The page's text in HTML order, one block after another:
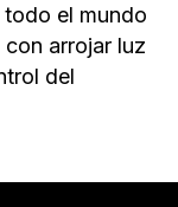
el mundo
arrojar luz
del